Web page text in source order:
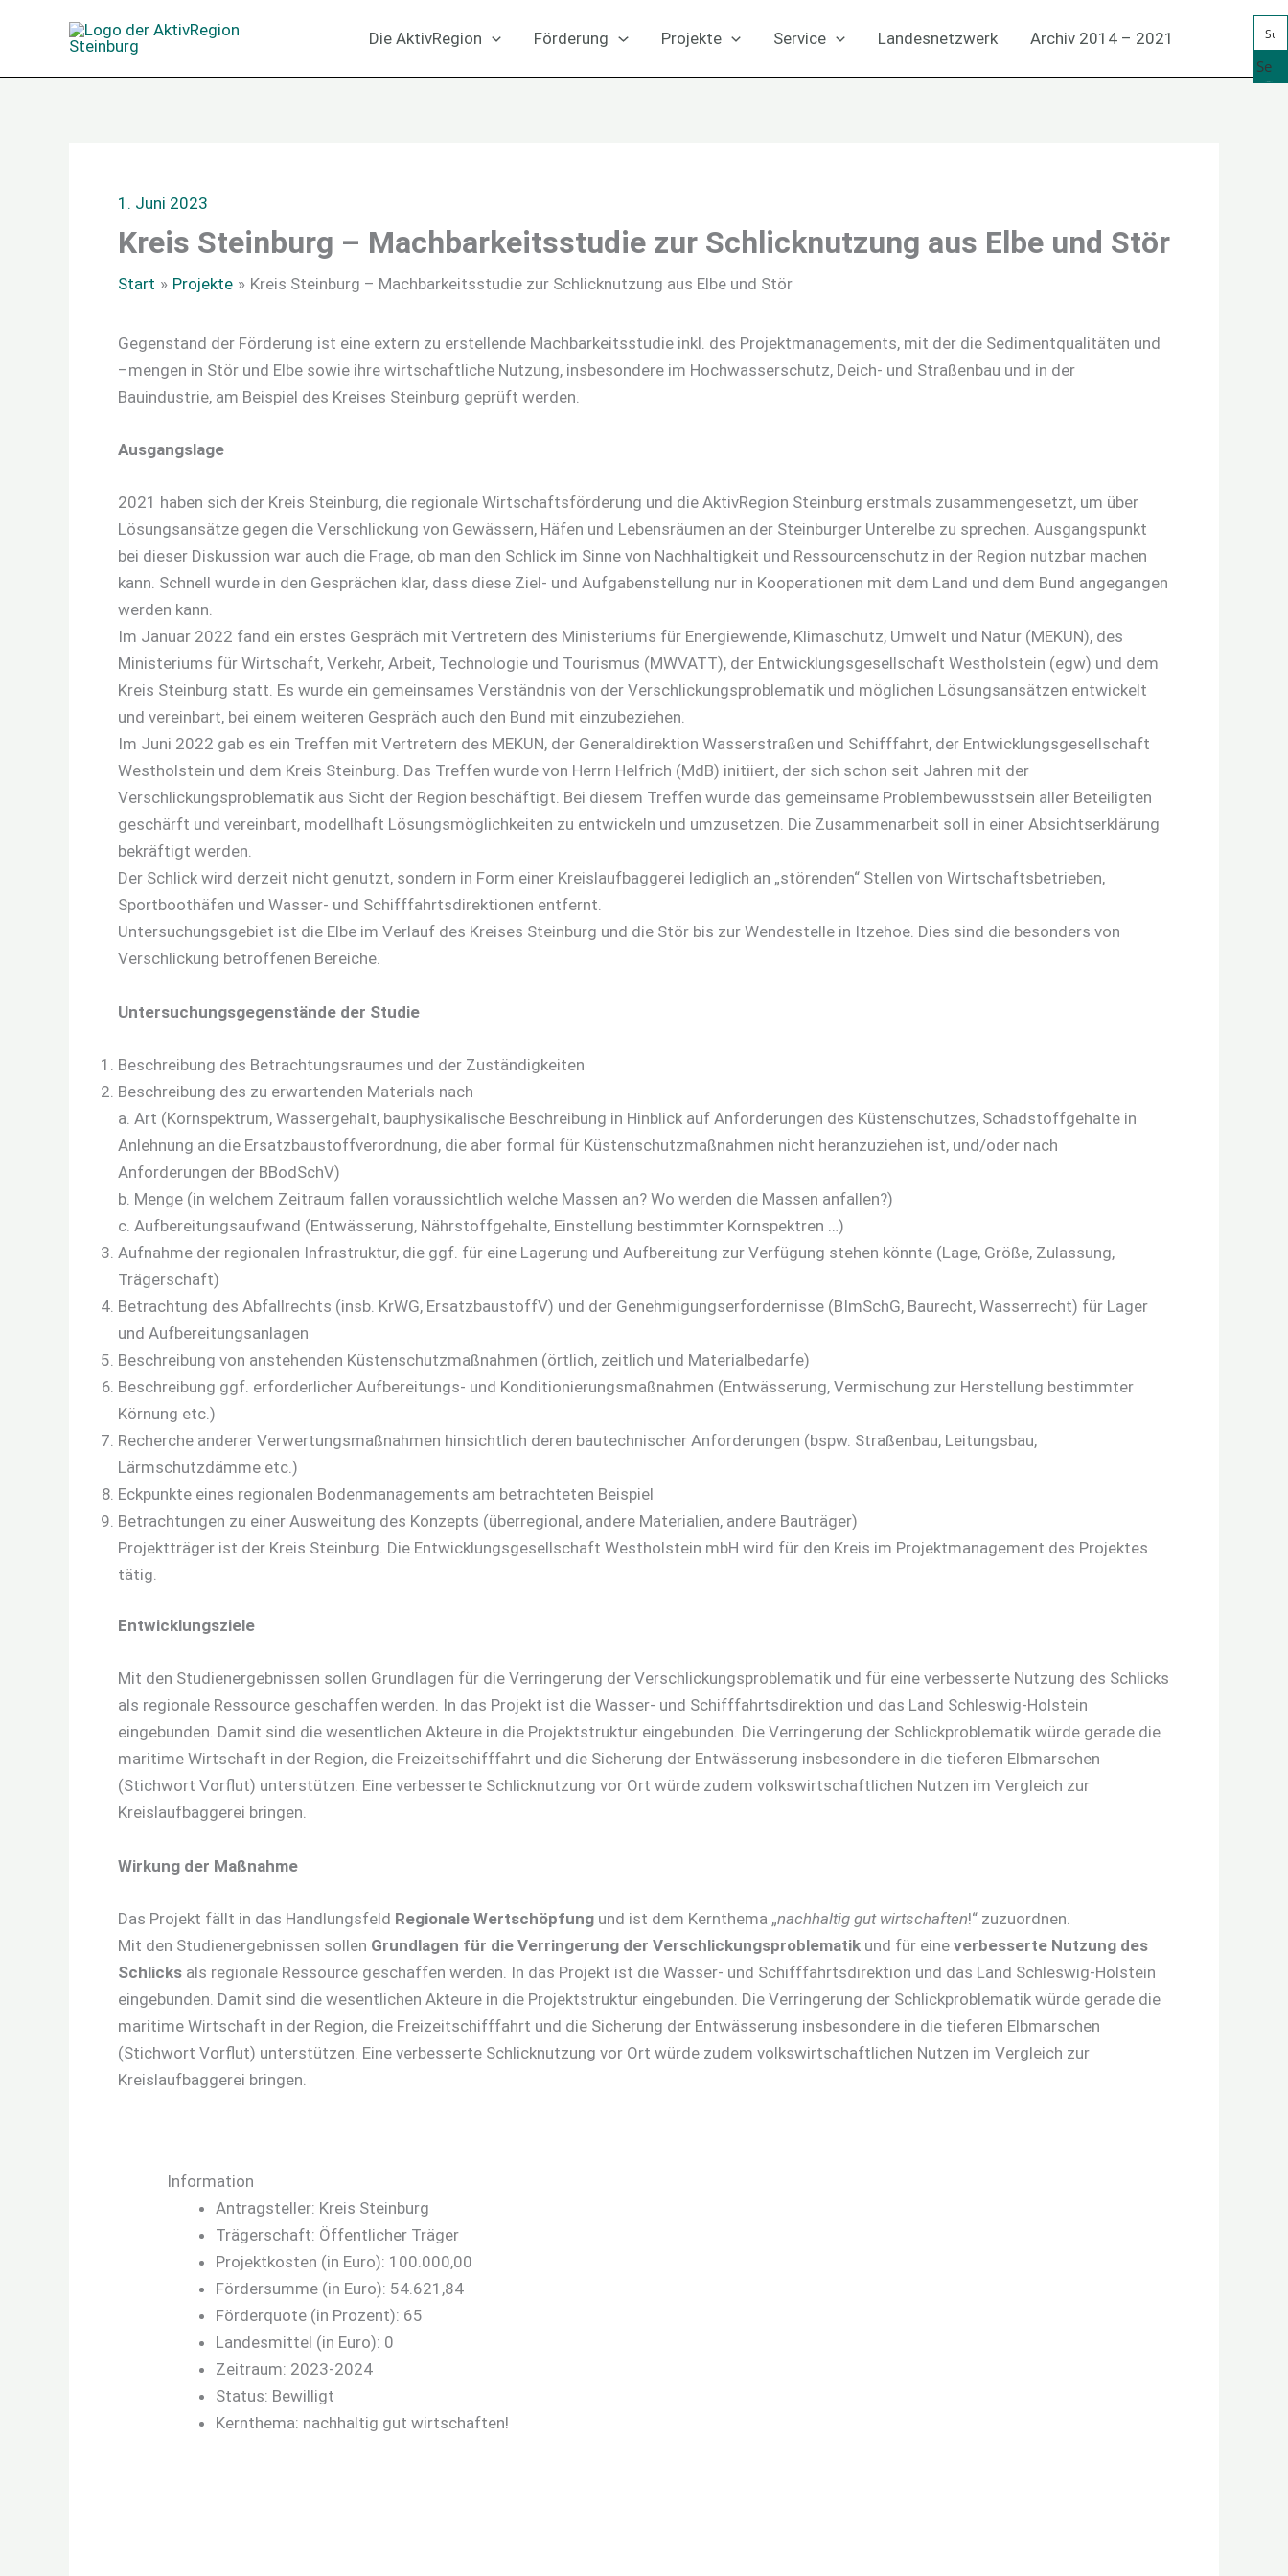
Die AktivRegion Förderung Projekte Service Landesnetzwerk
Archiv 2014 – 2021
Se
1. Juni 2023
Kreis Steinburg – Machbarkeitsstudie zur Schlicknutzung aus Elbe und Stör
Start Projekte Kreis Steinburg – Machbarkeitsstudie zur Schlicknutzung aus Elbe und Stör
Gegenstand der Förderung ist eine extern zu erstellende Machbarkeitsstudie inkl. des Projektmanagements, mit der die Sedimentqualitäten und
–mengen in Stör und Elbe sowie ihre wirtschaftliche Nutzung, insbesondere im Hochwasserschutz, Deich- und Straßenbau und in der
Bauindustrie, am Beispiel des Kreises Steinburg geprüft werden.
Ausgangslage
2021 haben sich der Kreis Steinburg, die regionale Wirtschaftsförderung und die AktivRegion Steinburg erstmals zusammengesetzt, um über
Lösungsansätze gegen die Verschlickung von Gewässern, Häfen und Lebensräumen an der Steinburger Unterelbe zu sprechen. Ausgangspunkt
bei dieser Diskussion war auch die Frage, ob man den Schlick im Sinne von Nachhaltigkeit und Ressourcenschutz in der Region nutzbar machen
kann. Schnell wurde in den Gesprächen klar, dass diese Ziel- und Aufgabenstellung nur in Kooperationen mit dem Land und dem Bund angegangen
werden kann.
Im Januar 2022 fand ein erstes Gespräch mit Vertretern des Ministeriums für Energiewende, Klimaschutz, Umwelt und Natur (MEKUN), des
Ministeriums für Wirtschaft, Verkehr, Arbeit, Technologie und Tourismus (MWVATT), der Entwicklungsgesellschaft Westholstein (egw) und dem
Kreis Steinburg statt. Es wurde ein gemeinsames Verständnis von der Verschlickungsproblematik und möglichen Lösungsansätzen entwickelt
und vereinbart, bei einem weiteren Gespräch auch den Bund mit einzubeziehen.
Im Juni 2022 gab es ein Treffen mit Vertretern des MEKUN, der Generaldirektion Wasserstraßen und Schifffahrt, der Entwicklungsgesellschaft
Westholstein und dem Kreis Steinburg. Das Treffen wurde von Herrn Helfrich (MdB) initiiert, der sich schon seit Jahren mit der
Verschlickungsproblematik aus Sicht der Region beschäftigt. Bei diesem Treffen wurde das gemeinsame Problembewusstsein aller Beteiligten
geschärft und vereinbart, modellhaft Lösungsmöglichkeiten zu entwickeln und umzusetzen. Die Zusammenarbeit soll in einer Absichtserklärung
bekräftigt werden.
Der Schlick wird derzeit nicht genutzt, sondern in Form einer Kreislaufbaggerei lediglich an „störenden“ Stellen von Wirtschaftsbetrieben,
Sportboothäfen und Wasser- und Schifffahrtsdirektionen entfernt.
Untersuchungsgebiet ist die Elbe im Verlauf des Kreises Steinburg und die Stör bis zur Wendestelle in Itzehoe. Dies sind die besonders von
Verschlickung betroffenen Bereiche.
Untersuchungsgegenstände der Studie
Beschreibung des Betrachtungsraumes und der Zuständigkeiten
Beschreibung des zu erwartenden Materials nach
a. Art (Kornspektrum, Wassergehalt, bauphysikalische Beschreibung in Hinblick auf Anforderungen des Küstenschutzes, Schadstoffgehalte in
Anlehnung an die Ersatzbaustoffverordnung, die aber formal für Küstenschutzmaßnahmen nicht heranzuziehen ist, und/oder nach
Anforderungen der BBodSchV)
b. Menge (in welchem Zeitraum fallen voraussichtlich welche Massen an? Wo werden die Massen anfallen?)
c. Aufbereitungsaufwand (Entwässerung, Nährstoffgehalte, Einstellung bestimmter Kornspektren …)
Aufnahme der regionalen Infrastruktur, die ggf. für eine Lagerung und Aufbereitung zur Verfügung stehen könnte (Lage, Größe, Zulassung,
Trägerschaft)
Betrachtung des Abfallrechts (insb. KrWG, ErsatzbaustoffV) und der Genehmigungserfordernisse (BImSchG, Baurecht, Wasserrecht) für Lager
und Aufbereitungsanlagen
Beschreibung von anstehenden Küstenschutzmaßnahmen (örtlich, zeitlich und Materialbedarfe)
Beschreibung ggf. erforderlicher Aufbereitungs- und Konditionierungsmaßnahmen (Entwässerung, Vermischung zur Herstellung bestimmter
Körnung etc.)
Recherche anderer Verwertungsmaßnahmen hinsichtlich deren bautechnischer Anforderungen (bspw. Straßenbau, Leitungsbau,
Lärmschutzdämme etc.)
Eckpunkte eines regionalen Bodenmanagements am betrachteten Beispiel
Betrachtungen zu einer Ausweitung des Konzepts (überregional, andere Materialien, andere Bauträger)
Projektträger ist der Kreis Steinburg. Die Entwicklungsgesellschaft Westholstein mbH wird für den Kreis im Projektmanagement des Projektes
tätig.
Entwicklungsziele
Mit den Studienergebnissen sollen Grundlagen für die Verringerung der Verschlickungsproblematik und für eine verbesserte Nutzung des Schlicks
als regionale Ressource geschaffen werden. In das Projekt ist die Wasser- und Schifffahrtsdirektion und das Land Schleswig-Holstein
eingebunden. Damit sind die wesentlichen Akteure in die Projektstruktur eingebunden. Die Verringerung der Schlickproblematik würde gerade die
maritime Wirtschaft in der Region, die Freizeitschifffahrt und die Sicherung der Entwässerung insbesondere in die tieferen Elbmarschen
(Stichwort Vorflut) unterstützen. Eine verbesserte Schlicknutzung vor Ort würde zudem volkswirtschaftlichen Nutzen im Vergleich zur
Kreislaufbaggerei bringen.
Wirkung der Maßnahme
Das Projekt fällt in das Handlungsfeld Regionale Wertschöpfung und ist dem Kernthema „nachhaltig gut wirtschaften!“ zuzuordnen.
Mit den Studienergebnissen sollen Grundlagen für die Verringerung der Verschlickungsproblematik und für eine verbesserte Nutzung des
Schlicks als regionale Ressource geschaffen werden. In das Projekt ist die Wasser- und Schifffahrtsdirektion und das Land Schleswig-Holstein
eingebunden. Damit sind die wesentlichen Akteure in die Projektstruktur eingebunden. Die Verringerung der Schlickproblematik würde gerade die
maritime Wirtschaft in der Region, die Freizeitschifffahrt und die Sicherung der Entwässerung insbesondere in die tieferen Elbmarschen
(Stichwort Vorflut) unterstützen. Eine verbesserte Schlicknutzung vor Ort würde zudem volkswirtschaftlichen Nutzen im Vergleich zur
Kreislaufbaggerei bringen.
Information
Antragsteller: Kreis Steinburg
Trägerschaft: Öffentlicher Träger
Projektkosten (in Euro): 100.000,00
Fördersumme (in Euro): 54.621,84
Förderquote (in Prozent): 65
Landesmittel (in Euro): 0
Zeitraum: 2023-2024
Status: Bewilligt
Kernthema: nachhaltig gut wirtschaften!